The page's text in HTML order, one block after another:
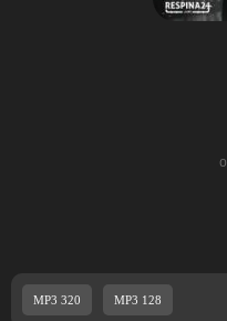
0
MP3 320 MP3 128